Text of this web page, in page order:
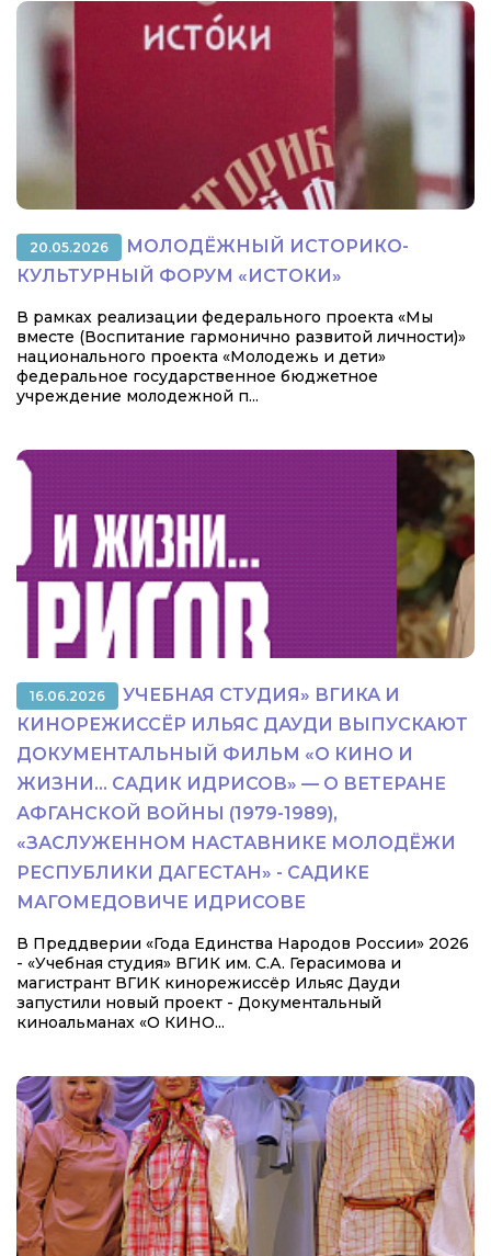
20.05.2026
МОЛОДЁЖНЫЙ ИСТОРИКО-
КУЛЬТУРНЫЙ ФОРУМ «ИСТОКИ»
В рамках реализации федерального проекта «Мы
вместе (Воспитание гармонично развитой личности)»
национального проекта «Молодежь и дети»
федеральное государственное бюджетное
учреждение молодежной п...
16.06.2026
УЧЕБНАЯ СТУДИЯ» ВГИКА И
КИНОРЕЖИССЁР ИЛЬЯС ДАУДИ ВЫПУСКАЮТ
ДОКУМЕНТАЛЬНЫЙ ФИЛЬМ «О КИНО И
ЖИЗНИ... САДИК ИДРИСОВ» — О ВЕТЕРАНЕ
АФГАНСКОЙ ВОЙНЫ (1979-1989),
«ЗАСЛУЖЕННОМ НАСТАВНИКЕ МОЛОДЁЖИ
РЕСПУБЛИКИ ДАГЕСТАН» - САДИКЕ
МАГОМЕДОВИЧЕ ИДРИСОВЕ
В Преддверии «Года Единства Народов России» 2026
- «Учебная студия» ВГИК им. С.А. Герасимова и
магистрант ВГИК кинорежиссёр Ильяс Дауди
запустили новый проект - Документальный
киноальманах «О КИНО...